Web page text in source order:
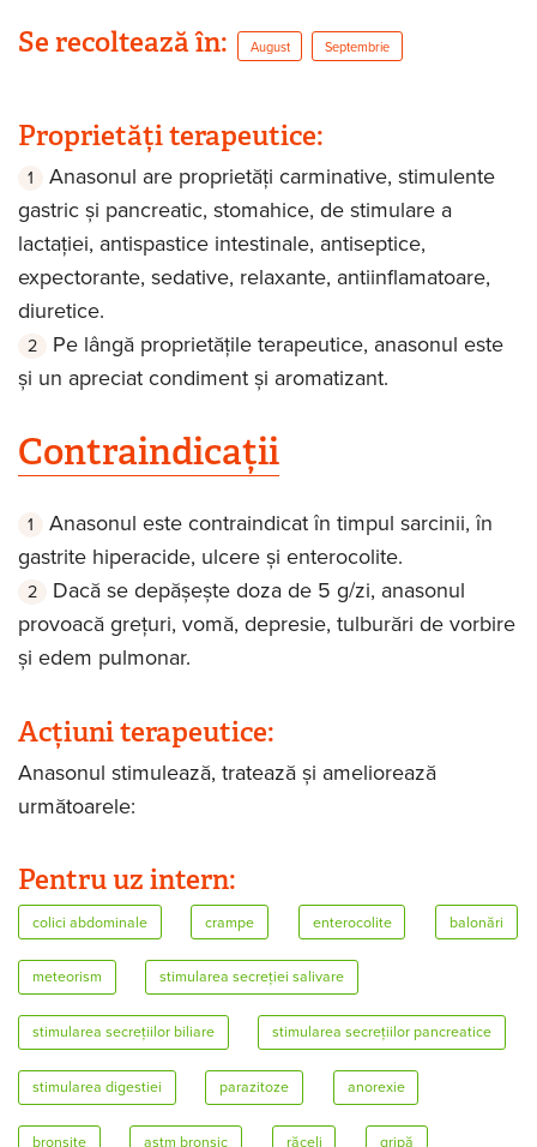
Se recoltează în: August Septembrie
Proprietăți terapeutice:
Anasonul are proprietăți carminative, stimulente
gastric și pancreatic, stomahice, de stimulare a
lactației, antispastice intestinale, antiseptice,
expectorante, sedative, relaxante, antiinflamatoare,
diuretice.
Pe lângă proprietățile terapeutice, anasonul este
și un apreciat condiment și aromatizant.
Contraindicații
Anasonul este contraindicat în timpul sarcinii, în
gastrite hiperacide, ulcere și enterocolite.
Dacă se depășește doza de 5 g/zi, anasonul
provoacă grețuri, vomă, depresie, tulburări de vorbire
și edem pulmonar.
Acțiuni terapeutice:
Anasonul stimulează, tratează și ameliorează
următoarele:
Pentru uz intern:
colici abdominale crampe enterocolite balonări
meteorism stimularea secreției salivare
stimularea secrețiilor biliare stimularea secrețiilor pancreatice
stimularea digestiei parazitoze anorexie
bronșite astm bronșic răceli gripă